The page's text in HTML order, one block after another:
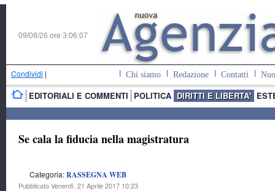
09/08/26 ore 3:06:08
Condividi | Chi siamo Redazione Contatti
EDITORIALI E COMMENTI POLITICA DIRITTI E LIBERTA'
Se cala la fiducia nella magistratura
Categoria:RASSEGNA WEB
Pubblicato Venerdì, 21 Aprile 2017 10:23